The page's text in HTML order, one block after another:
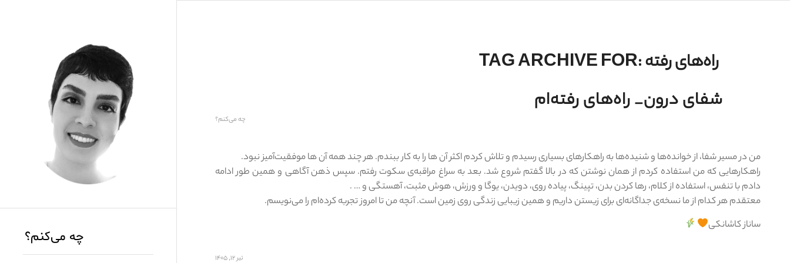
چه می‌کنم؟
TAG ARCHIVE FOR:راه‌های رفته
شفای درون_ راه‌های رفته‌ام
چه می‌کنم؟
من در مسیر شفا، از خوانده‌ها و شنیده‌ها به راهکارهای بسیاری رسیدم و تلاش کردم اکثر آن ها را به کار ببندم. هر چند همه آن ها موفقیت‌آمیز نبود.
راهکارهایی که من استفاده کردم از همان نوشتن که در بالا گفتم شروع شد. بعد به سراغ مراقبه‌ی سکوت رفتم. سپس ذهن آگاهی و همین طور ادامه
دادم با تنفس، استفاده از کلام، رها کردن بدن، تپینگ، پیاده روی، دویدن، یوگا و ورزش، هوش مثبت، آهستگی و … .
معتقدم هر کدام از ما نسخه‌ی جداگانه‌ای برای زیستن داریم و همین زیبایی زندگی روی زمین است. آنچه من تا امروز تجربه کرده‌ام را می‌نویسم.
ساناز کاشانکی
تیر ۱۲, ۱۴۰۵